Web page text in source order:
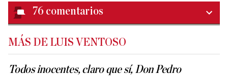
76 comentarios
MÁS DE LUIS VENTOSO
Todos inocentes, claro que sí, Don Pedro